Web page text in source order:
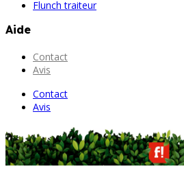
Flunch traiteur
Aide
Contact
Avis
Contact
Avis